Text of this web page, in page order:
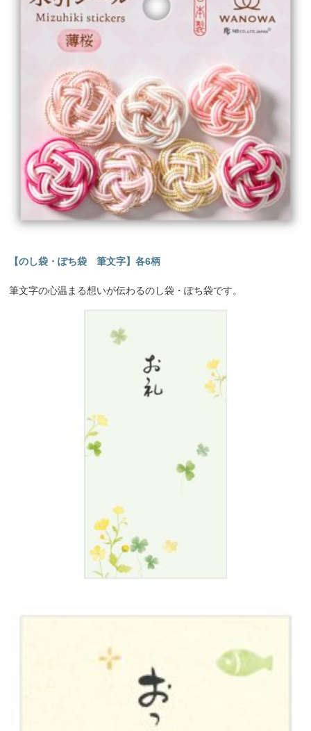
【のし袋・ぽち袋 筆文字】各6柄
筆文字の心温まる想いが伝わるのし袋・ぽち袋です。